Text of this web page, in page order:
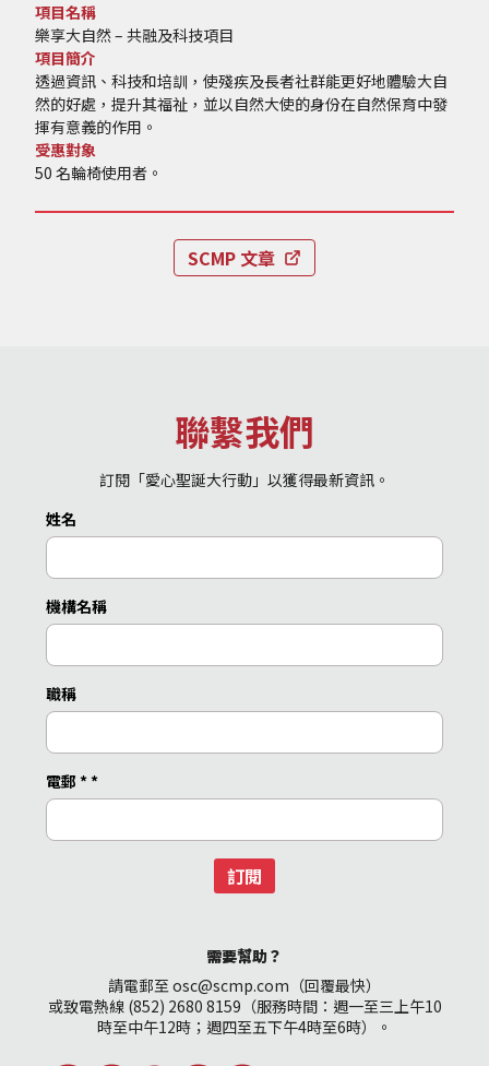
項目名稱
樂享大自然 – 共融及科技項目
項目簡介
透過資訊、科技和培訓，使殘疾及長者社群能更好地體驗大自
然的好處，提升其福祉，並以自然大使的身份在自然保育中發
揮有意義的作用。
受惠對象
50 名輪椅使用者。
SCMP 文章
聯繫我們
訂閱「愛心聖誕大行動」以獲得最新資訊。
姓名
機構名稱
職稱
電郵 **
訂閱
需要幫助？
請電郵至 osc@scmp.com（回覆最快）
或致電熱線 (852) 2680 8159（服務時間：週一至三上午10
時至中午12時；週四至五下午4時至6時）。